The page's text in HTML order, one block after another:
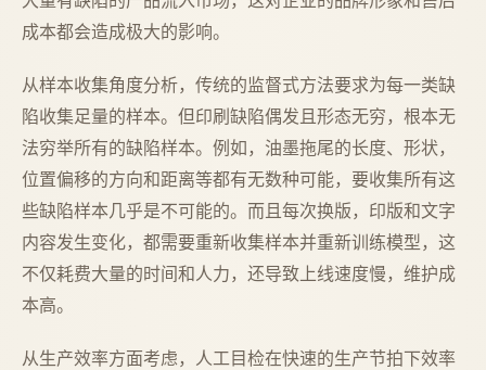
成本都会造成极大的影响。
从样本收集角度分析，传统的监督式方法要求为每一类缺
陷收集足量的样本。但印刷缺陷偶发且形态无穷，根本无
法穷举所有的缺陷样本。例如，油墨拖尾的长度、形状，
位置偏移的方向和距离等都有无数种可能，要收集所有这
些缺陷样本几乎是不可能的。而且每次换版，印版和文字
内容发生变化，都需要重新收集样本并重新训练模型，这
不仅耗费大量的时间和人力，还导致上线速度慢，维护成
本高。
从生产效率方面考虑，人工目检在快速的生产节拍下效率